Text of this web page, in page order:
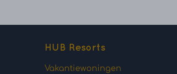
HUB Resorts
Vakantiewoningen